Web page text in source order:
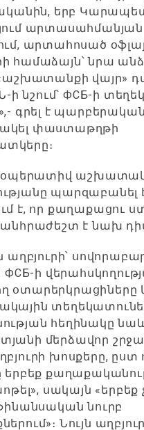
երբ
արտահոսած
համաձայն՝ նրա
«աշխատանքի վայր»
ի նշում՝ ФСБ-ի
գրել է
փաստաթղթի
պարզաբանել
է, որ քաղաքացու
է նախ
աղբյուրի՝
ФСБ-ի
օտարերկրացիները
հեղինակը նաև
մերձավոր
խոսքերը, ըստ
երբեք
սակայն «երբեք
նուրբ
Նույն